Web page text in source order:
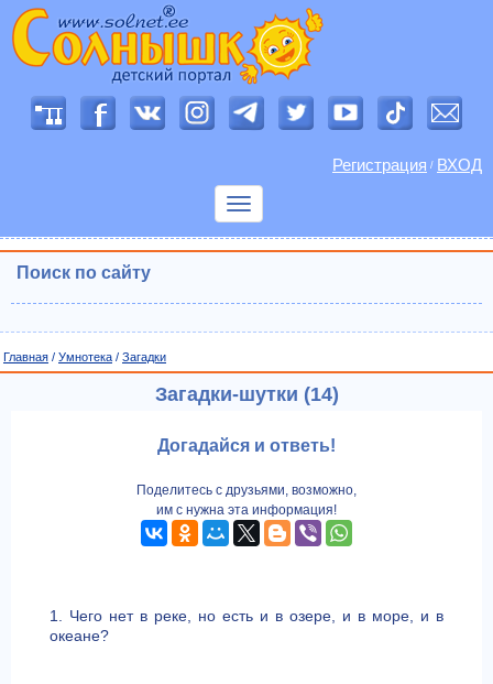
Регистрация / ВХОД
Показать
Поиск по сайту
Главная / Умнотека / Загадки
Загадки-шутки (14)
Догадайся и ответь!
Поделитесь с друзьями, возможно,
им с нужна эта информация!
1. Чего нет в реке, но есть и в озере, и в море, и в
океане?